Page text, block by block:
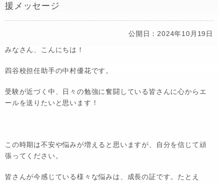
援メッセージ
公開日：2024年10月19日
みなさん、こんにちは！
四谷校担任助手の中村優花です。
受験が近づく中、日々の勉強に奮闘している皆さんに心からエ
ールを送りたいと思います！
この時期は不安や悩みが増えると思いますが、自分を信じて頑
張ってください。
皆さんが今感じている様々な悩みは、成長の証です。たとえ